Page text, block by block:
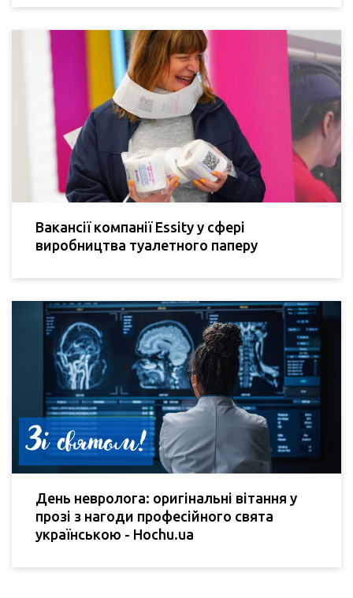
Вакансії компанії Essity у сфері
виробництва туалетного паперу
День невролога: оригінальні вітання у
прозі з нагоди професійного свята
українською - Hochu.ua